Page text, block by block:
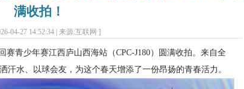
满收拍！
04-27 14:52:34 | 来源:互联网 ]
青少年赛江西庐山西海站（CPC-J180）圆满收拍。来自全
汗水、以球会友，为这个春天增添了一份昂扬的青春活力。